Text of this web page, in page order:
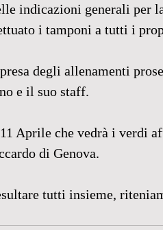
indicazioni generali per
i tamponi a tutti i
degli allenamenti
e il suo staff.
Aprile che vedrà i verdi
di Genova.
tutti insieme,